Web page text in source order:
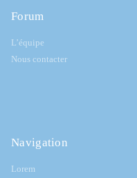
Forum
L’équipe
Nous contacter
Navigation
Lorem